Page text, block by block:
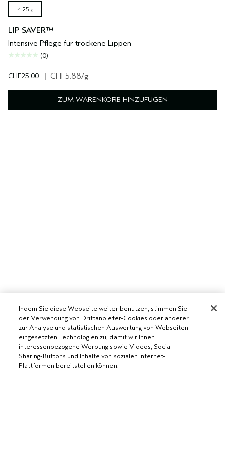
4.25 g
LIP SAVER™
Intensive Pflege für trockene Lippen
(0)
CHF25.00 | CHF5.88/g
ZUM WARENKORB HINZUFÜGEN
Indem Sie diese Webseite weiter benutzen, stimmen Sie
der Verwendung von Drittanbieter-Cookies oder anderer
zur Analyse und statistischen Auswertung von Webseiten
eingesetzten Technologien zu, damit wir Ihnen
interessenbezogene Werbung sowie Videos, Social-
Sharing-Buttons und Inhalte von sozialen Internet-
Plattformen bereitstellen können.